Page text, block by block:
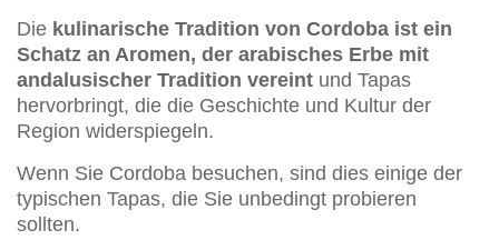
Die kulinarische Tradition von Cordoba ist ein
Schatz an Aromen, der arabisches Erbe mit
andalusischer Tradition vereint und Tapas
hervorbringt, die die Geschichte und Kultur der
Region widerspiegeln.
Wenn Sie Cordoba besuchen, sind dies einige der
typischen Tapas, die Sie unbedingt probieren
sollten.